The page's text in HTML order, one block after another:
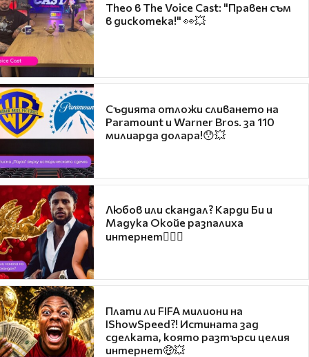
Theo в The Voice Cast: "Правен съм
в дискотека!" 👀💥
Съдията отложи сливането на
Paramount и Warner Bros. за 110
милиарда долара!😯💥
Любов или скандал? Карди Би и
Мадука Окойе разпалиха
интернет❤️‍🔥🔥
Плати ли FIFA милиони на
IShowSpeed?! Истината зад
сделката, която разтърси целия
интернет🤑💥